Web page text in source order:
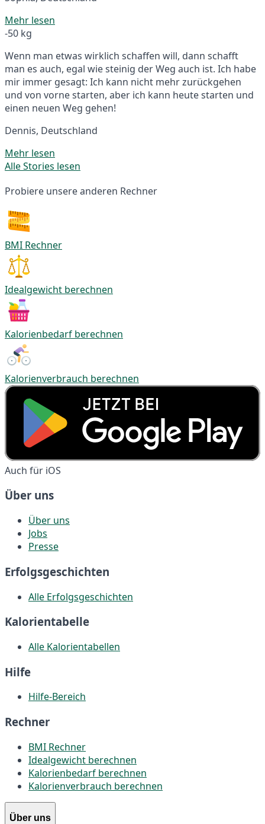
Mehr lesen
-50 kg
Wenn man etwas wirklich schaffen will, dann schafft
man es auch, egal wie steinig der Weg auch ist. Ich habe
mir immer gesagt: Ich kann nicht mehr zurückgehen
und von vorne starten, aber ich kann heute starten und
einen neuen Weg gehen!
Dennis, Deutschland
Mehr lesen
Alle Stories lesen
Probiere unsere anderen Rechner
BMI Rechner
Idealgewicht berechnen
Kalorienbedarf berechnen
Kalorienverbrauch berechnen
Auch für iOS
Über uns
Über uns
Jobs
Presse
Erfolgsgeschichten
Alle Erfolgsgeschichten
Kalorientabelle
Alle Kalorientabellen
Hilfe
Hilfe-Bereich
Rechner
BMI Rechner
Idealgewicht berechnen
Kalorienbedarf berechnen
Kalorienverbrauch berechnen
Über uns